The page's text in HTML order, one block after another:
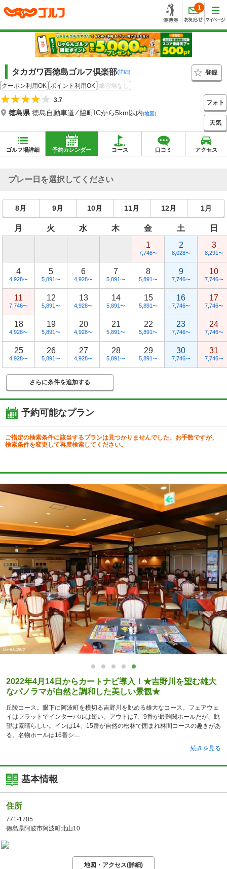
1
タカガワ西徳島ゴルフ倶楽部(詳細)
登録
クーポン利用OK ポイント利用OK 練習場なし
3.7
徳島県徳島自動車道 ⁄ 脇町ICから5km以内(地図)
フォト
天気
ゴルフ場詳細 予約カレンダー コース 口コミ アクセス
プレー日を選択してください
8月 9月 10月 11月 12月 1月
月 火 水 木 金 土
日
1
7,746〜
2
8,028〜
3
8,291〜
4
4,928〜
5
5,891〜
6
4,928〜
7
5,891〜
8
5,891〜
9
7,746〜
10
7,746〜
11
7,746〜
12
5,891〜
13
4,928〜
14
5,891〜
15
5,891〜
16
7,746〜
17
7,746〜
18
4,928〜
19
5,891〜
20
4,928〜
21
5,891〜
22
5,891〜
23
7,746〜
24
7,746〜
25
4,928〜
26
5,891〜
27
4,928〜
28
5,891〜
29
5,891〜
30
7,746〜
31
7,746〜
さらに条件を追加する
予約可能なプラン
ご指定の検索条件に該当するプランは見つかりませんでした。お手数ですが、
検索条件を変更して再度検索してください。
2022年4月14日からカートナビ導入！★吉野川を望む雄大
なパノラマが自然と調和した美しい景観★
丘陵コース。眼下に阿波町を横切る吉野川を眺める雄大なコース。フェアウェ
イはフラットでインターバルは短い。アウトは7、9番が最難関ホールだが、眺
望は素晴らしい。インは14、15番が自然の松林で囲まれ林間コースの趣きがあ
る。名物ホールは16番シ
続きを見る
基本情報
住所
771-1705
徳島県阿波市阿波町北山10
地図・アクセス(詳細)